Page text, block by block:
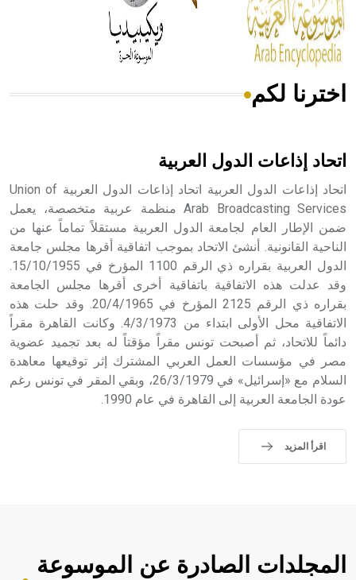
من مادة كربونات الكلسيوم، وهو أحمر أو شديد الحمرة وهو
أجود أنواعه، ويمتاز بكبر الحجم ويسمى الش
هل تعلم أن الأبسيد كلمة فرنسية اللفظ تم اعتمادها مصطلحاً
- هل تعلم أن أبجر Abgar اسم معروف جيداً يعود إلى عدد من
الملوك الذين حكموا مدينة إديسا (الرها) من أبجر الأول وحتى
التاسع، وهم ينتسبون إلى أسرة أوسروين
- هل تعلم أن الأبجدية الكنعانية تتألف من /22/ علامة كتابية
sign تكتب منفصلة غير متصلة، وتعتمد المبدأ الأكوروفوني،
حيث تقتصر القيمة الصوتية للعلامة الك
اخترنا لكم
اتحاد إذاعات الدول العربية
اتحاد إذاعات الدول العربية اتحاد إذاعات الدول العربية Union of
Arab Broadcasting Services منظمة عربية متخصصة، يعمل
ضمن الإطار العام لجامعة الدول العربية مستقلاً تماماً عنها من
الناحية القانونية. أنشئ الاتحاد بموجب اتفاقية أقرها مجلس جامعة
الدول العربية بقراره ذي الرقم 1100 المؤرخ في 15/10/1955.
وقد عدلت هذه الاتفاقية باتفاقية أخرى أقرها مجلس الجامعة
بقراره ذي الرقم 2125 المؤرخ في 20/4/1965. وقد حلت هذه
الاتفاقية محل الأولى ابتداء من 4/3/1973. وكانت القاهرة مقراً
دائماً للاتحاد، ثم أصبحت تونس مقراً مؤقتاً له بعد تجميد عضوية
مصر في مؤسسات العمل العربي المشترك إثر توقيعها معاهدة
السلام مع «إسرائيل» في 26/3/1979، وبقي المقر في تونس رغم
عودة الجامعة العربية إلى القاهرة في عام 1990.
اقرأ المزيد
المجلدات الصادرة عن الموسوعة